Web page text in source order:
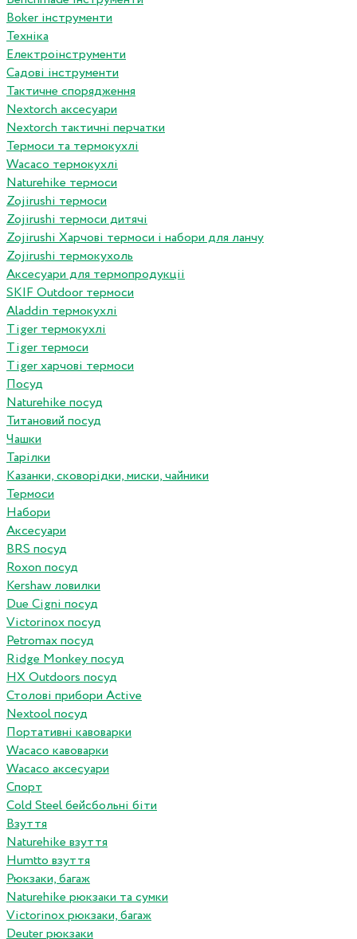
Boker інструменти
Техніка
Електроінструменти
Садові інструменти
Тактичне спорядження
Nextorch аксесуари
Nextorch тактичні перчатки
Термоси та термокухлі
Wacaco термокухлі
Naturehike термоси
Zojirushi термоси
Zojirushi термоси дитячі
Zojirushi Харчові термоси і набори для ланчу
Zojirushi термокухоль
Аксесуари для термопродукціі
SKIF Outdoor термоси
Aladdin термокухлі
Tiger термокухлі
Tiger термоси
Tiger харчові термоси
Посуд
Naturehike посуд
Титановий посуд
Чашки
Тарілки
Казанки, сковорідки, миски, чайники
Термоси
Набори
Аксесуари
BRS посуд
Roxon посуд
Kershaw ловилки
Due Cigni посуд
Victorinox посуд
Petromax посуд
Ridge Monkey посуд
HX Outdoors посуд
Столові прибори Active
Nextool посуд
Портативні кавоварки
Wacaco кавоварки
Wacaco аксесуари
Спорт
Cold Steel бейсбольні біти
Взуття
Naturehike взуття
Humtto взуття
Рюкзаки, багаж
Naturehike рюкзаки та сумки
Victorinox рюкзаки, багаж
Deuter рюкзаки